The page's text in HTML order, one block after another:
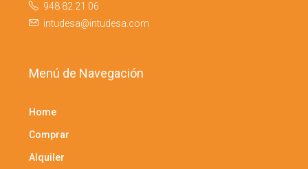
948 82 21 06
intudesa@intudesa.com
Menú de Navegación
Home
Comprar
Alquiler